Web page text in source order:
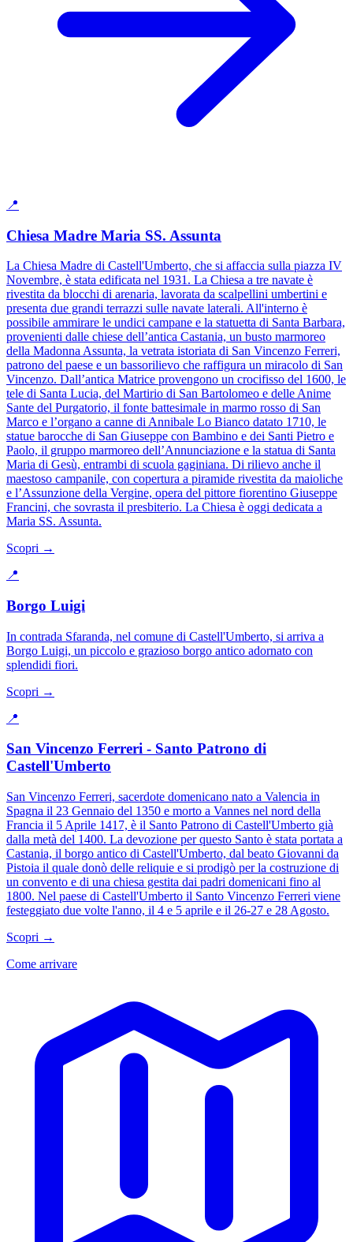
📍
Chiesa Madre Maria SS. Assunta
La Chiesa Madre di Castell'Umberto, che si affaccia sulla piazza IV
Novembre, è stata edificata nel 1931. La Chiesa a tre navate è
rivestita da blocchi di arenaria, lavorata da scalpellini umbertini e
presenta due grandi terrazzi sulle navate laterali. All'interno è
possibile ammirare le undici campane e la statuetta di Santa Barbara,
provenienti dalle chiese dell’antica Castania, un busto marmoreo
della Madonna Assunta, la vetrata istoriata di San Vincenzo Ferreri,
patrono del paese e un bassorilievo che raffigura un miracolo di San
Vincenzo. Dall’antica Matrice provengono un crocifisso del 1600, le
tele di Santa Lucia, del Martirio di San Bartolomeo e delle Anime
Sante del Purgatorio, il fonte battesimale in marmo rosso di San
Marco e l’organo a canne di Annibale Lo Bianco datato 1710, le
statue barocche di San Giuseppe con Bambino e dei Santi Pietro e
Paolo, il gruppo marmoreo dell’Annunciazione e la statua di Santa
Maria di Gesù, entrambi di scuola gaginiana. Di rilievo anche il
maestoso campanile, con copertura a piramide rivestita da maioliche
e l’Assunzione della Vergine, opera del pittore fiorentino Giuseppe
Francini, che sovrasta il presbiterio. La Chiesa è oggi dedicata a
Maria SS. Assunta.
Scopri →
📍
Borgo Luigi
In contrada Sfaranda, nel comune di Castell'Umberto, si arriva a
Borgo Luigi, un piccolo e grazioso borgo antico adornato con
splendidi fiori.
Scopri →
📍
San Vincenzo Ferreri - Santo Patrono di
Castell'Umberto
San Vincenzo Ferreri, sacerdote domenicano nato a Valencia in
Spagna il 23 Gennaio del 1350 e morto a Vannes nel nord della
Francia il 5 Aprile 1417, è il Santo Patrono di Castell'Umberto già
dalla metà del 1400. La devozione per questo Santo è stata portata a
Castania, il borgo antico di Castell'Umberto, dal beato Giovanni da
Pistoia il quale donò delle reliquie e si prodigò per la costruzione di
un convento e di una chiesa gestita dai padri domenicani fino al
1800. Nel paese di Castell'Umberto il Santo Vincenzo Ferreri viene
festeggiato due volte l'anno, il 4 e 5 aprile e il 26-27 e 28 Agosto.
Scopri →
Come arrivare